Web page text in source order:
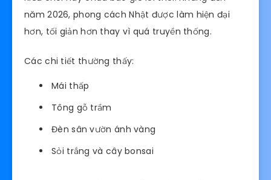
năm 2026, phong cách Nhật được làm hiện đại
hơn, tối giản hơn thay vì quá truyền thống.
Các chi tiết thường thấy:
Mái thấp
Tông gỗ trầm
Đèn sân vườn ánh vàng
Sỏi trắng và cây bonsai